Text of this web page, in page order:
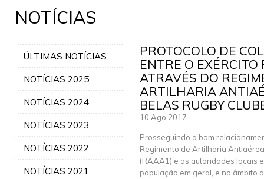
NOTÍCIAS
ÚLTIMAS NOTÍCIAS
NOTÍCIAS 2025
NOTÍCIAS 2024
NOTÍCIAS 2023
NOTÍCIAS 2022
NOTÍCIAS 2021
PROTOCOLO DE
ENTRE O EXÉRCITO
ATRAVÉS DO
ARTILHARIA
BELAS RUGBY
10 Ago 2017
Prosseguindo o bom
Regimento de Artilharia Antiaérea
(RAAA1) e as autoridades locais
população em geral, e no âmbito